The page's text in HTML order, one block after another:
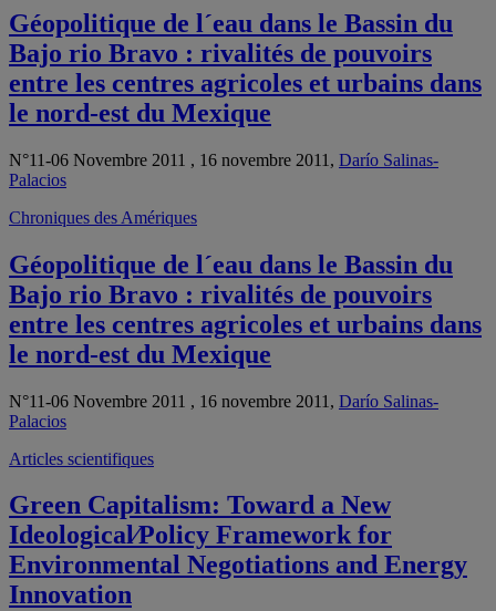
Géopolitique de l´eau dans le Bassin du
Bajo rio Bravo : rivalités de pouvoirs
entre les centres agricoles et urbains dans
le nord-est du Mexique
N°11-06 Novembre 2011 , 16 novembre 2011, Darío Salinas-
Palacios
Chroniques des Amériques
Géopolitique de l´eau dans le Bassin du
Bajo rio Bravo : rivalités de pouvoirs
entre les centres agricoles et urbains dans
le nord-est du Mexique
N°11-06 Novembre 2011 , 16 novembre 2011, Darío Salinas-
Palacios
Articles scientifiques
Green Capitalism: Toward a New
Ideological⁄Policy Framework for
Environmental Negotiations and Energy
Innovation